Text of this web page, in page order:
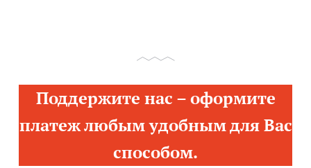
Поддержите нас – оформите
платеж любым удобным для Вас
способом.